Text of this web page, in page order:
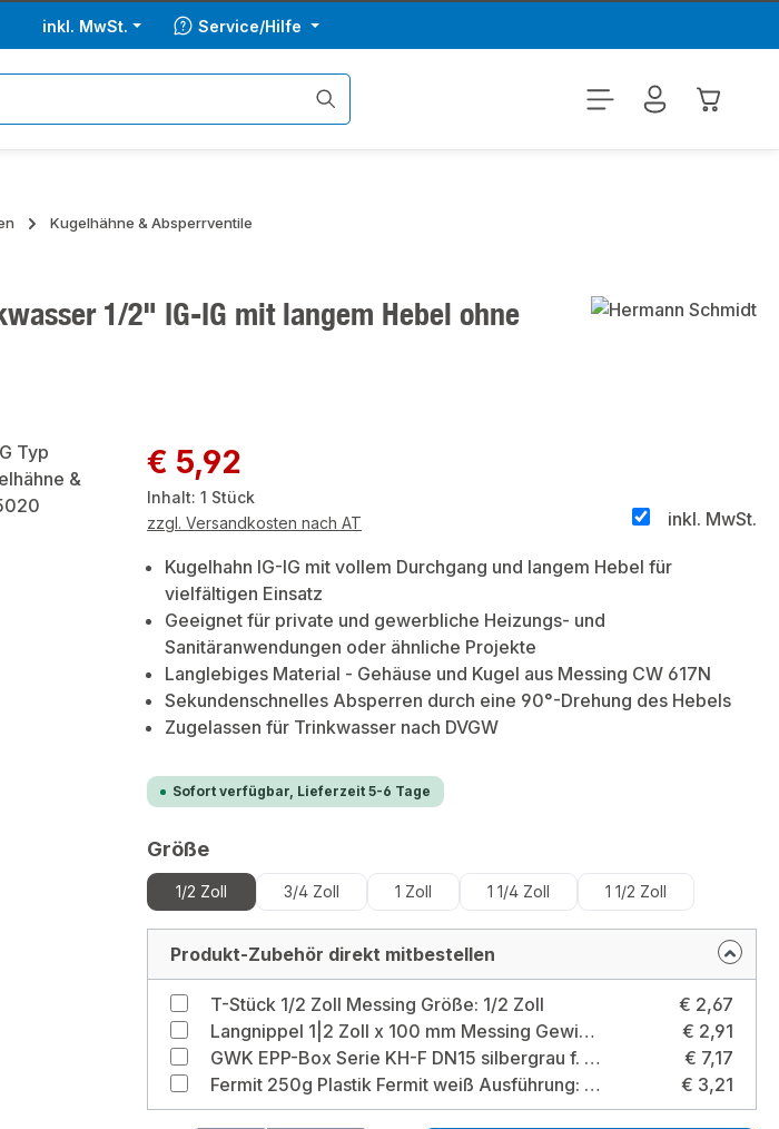
inkl. MwSt. Service/Hilfe
Kugelhähne & Absperrventile
1/2" IG-IG mit langem Hebel ohne
Regulärer Preis:
€ 5,92
Inhalt: 1 Stück
inkl. MwSt.
zzgl. Versandkosten nach AT
Kugelhahn IG-IG mit vollem Durchgang und langem Hebel für
vielfältigen Einsatz
Geeignet für private und gewerbliche Heizungs- und
Sanitäranwendungen oder ähnliche Projekte
Langlebiges Material - Gehäuse und Kugel aus Messing CW 617N
Sekundenschnelles Absperren durch eine 90°-Drehung des Hebels
Zugelassen für Trinkwasser nach DVGW
Sofort verfügbar, Lieferzeit 5-6 Tage
Größeauswählen
1/2 Zoll 3/4 Zoll 1 Zoll 1 1/4 Zoll 1 1/2 Zoll
Produkt-Zubehör direkt mitbestellen
T-Stück 1/2 Zoll Messing Größe: 1/2 Zoll
€ 2,67
Langnippel 1|2 Zoll x 100 mm Messing Gewindegröße: 1/2 Zoll / Länge: 100 mm
€ 2,91
GWK EPP-Box Serie KH-F DN15 silbergrau f. Kugelhahn m. kurzer Spindel u. IG Größe: DN15
€ 7,17
Fermit 250g Plastik Fermit weiß Ausführung: 250g
€ 3,21